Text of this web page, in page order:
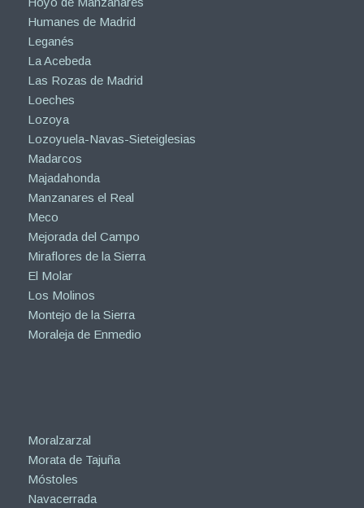
Humanes de Madrid
Leganés
La Acebeda
Las Rozas de Madrid
Loeches
Lozoya
Lozoyuela-Navas-Sieteiglesias
Madarcos
Majadahonda
Manzanares el Real
Meco
Mejorada del Campo
Miraflores de la Sierra
El Molar
Los Molinos
Montejo de la Sierra
Moraleja de Enmedio
Moralzarzal
Morata de Tajuña
Móstoles
Navacerrada